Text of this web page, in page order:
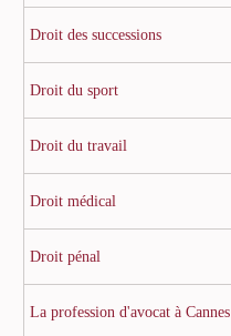
Droit des successions
Droit du sport
Droit du travail
Droit médical
Droit pénal
La profession d'avocat à Cannes